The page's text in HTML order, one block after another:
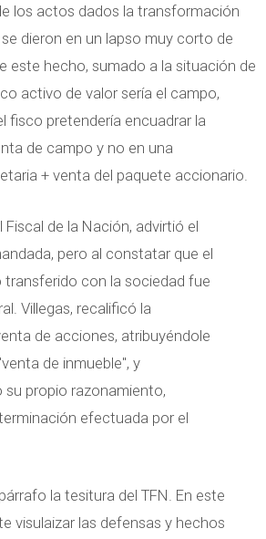
los actos dados la transformación
dieron en un lapso muy corto de
este hecho, sumado a la situación de
activo de valor sería el campo,
fisco pretendería encuadrar la
de campo y no en una
+ venta del paquete accionario.
Fiscal de la Nación, advirtió el
pero al constatar que el
transferido con la sociedad fue
Villegas, recalificó la
de acciones, atribuyéndole
de inmueble", y
su propio razonamiento,
efectuada por el
la tesitura del TFN. En este
visulaizar las defensas y hechos